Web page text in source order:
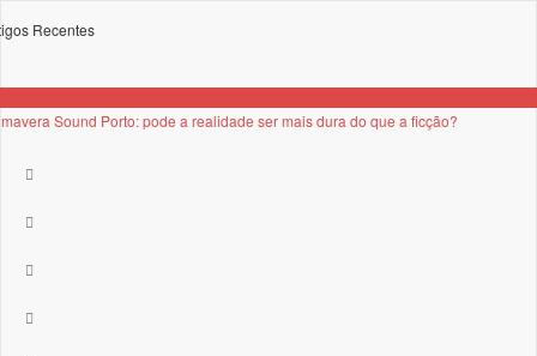
Recentes
Sound Porto: pode a realidade ser mais dura do que a ficção?